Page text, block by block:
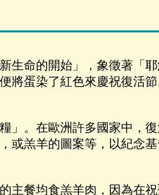
生命的開始」，象徵著「
將蛋染了紅色來慶祝復活節
」。在歐洲許多國家中，
或羔羊的圖案等，以紀念基
主餐均食羔羊肉，因為在